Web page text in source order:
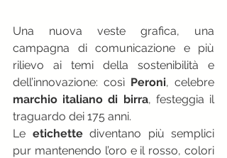
Una nuova veste grafica, una
campagna di comunicazione e più
rilievo ai temi della sostenibilità e
dell’innovazione: così Peroni
marchio italiano di birra, festeggia il
traguardo dei 175 anni.
Le etichette diventano più semplici
pur mantenendo l’oro e il rosso, colori